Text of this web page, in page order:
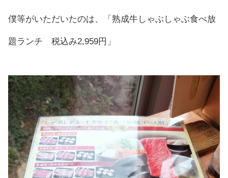
僕等がいただいたのは、「熟成牛しゃぶしゃぶ食べ放
題ランチ 税込み2,959円」